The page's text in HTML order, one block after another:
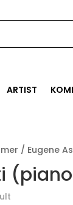
ARTIST
/ Eugene